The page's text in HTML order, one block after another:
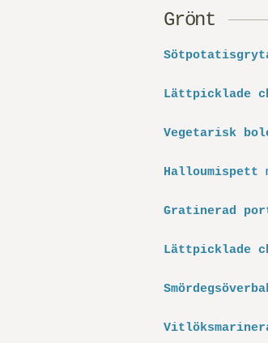
Grönt
Lättpicklade
Vegetarisk
Halloumispett
Gratinerad
Lättpicklade